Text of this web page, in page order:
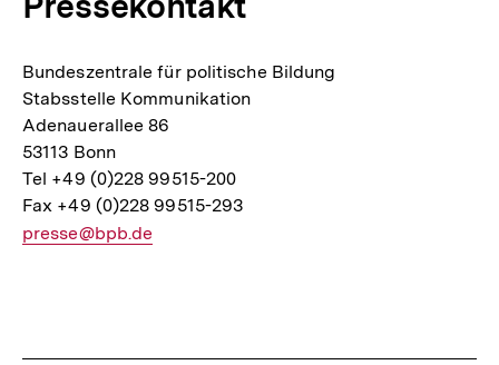
Bundeszentrale für politische Bildung
Stabsstelle Kommunikation
Adenauerallee 86
53113 Bonn
Tel +49 (0)228 99515-200
Fax +49 (0)228 99515-293
E-
presse@bpb.de